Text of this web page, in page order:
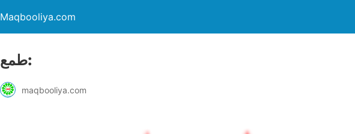
Maqbooliya.com
طمع:
maqbooliya.com